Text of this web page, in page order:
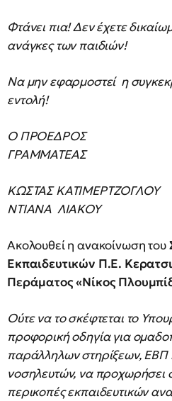
Φτάνει πια! Δεν έχετε
ανάγκες των παιδιών!
Να μην εφαρμοστεί η
εντολή!
Ο
ΓΡΑΜΜΑΤΕΑΣ
ΚΩΣΤΑΣ
ΝΤΙΑΝΑ ΛΙΑΚΟΥ
Ακολουθεί η ανακοίνωση του
Εκπαιδευτικών Π.Ε.
Περάματος «Νίκος
Ούτε να το σκέφτεται το
προφορική οδηγία για
παράλληλων στηρίξεων, ΕΒΠ
νοσηλευτών, να προχωρήσει
περικοπές εκπαιδευτικών